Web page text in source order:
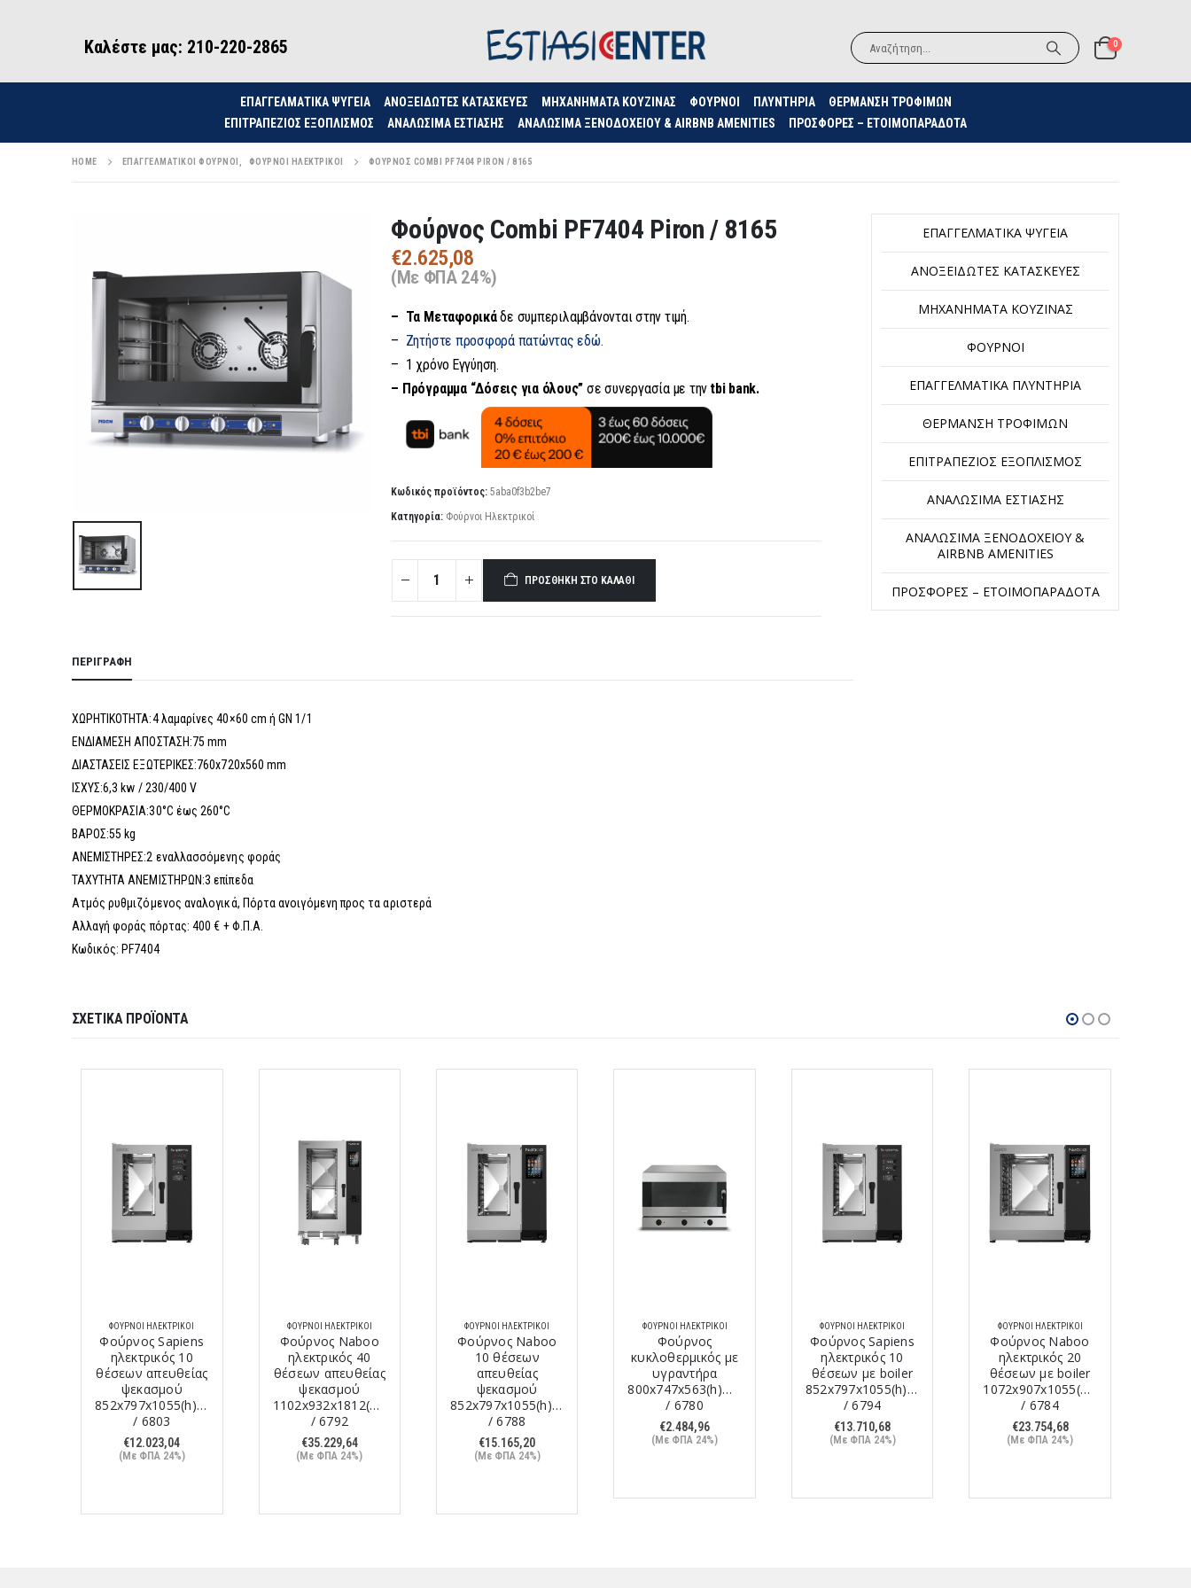
Καλέστε μας: 210-220-2865 0
ΕΠΑΓΓΕΛΜΑΤΙΚΑ ΨΥΓΕΙΑ ΑΝΟΞΕΊΔΩΤΕΣ ΚΑΤΑΣΚΕΥΈΣ ΜΗΧΑΝΉΜΑΤΑ ΚΟΥΖΊΝΑΣ ΦΟΥΡΝΟΙ ΠΛΥΝΤΗΡΙΑ
ΘΈΡΜΑΝΣΗ ΤΡΟΦΊΜΩΝ
ΕΠΙΤΡΑΠΈΖΙΟΣ ΕΞΟΠΛΙΣΜΌΣ
ΑΝΑΛΏΣΙΜΑ ΕΣΤΊΑΣΗΣ ΑΝΑΛΏΣΙΜΑ ΞΕΝΟΔΟΧΕΊΟΥ & AIRBNB AMENITIES ΠΡΟΣΦΟΡΈΣ – ΕΤΟΙΜΟΠΑΡΆΔΟΤΑ
HOME ΕΠΑΓΓΕΛΜΑΤΙΚΟΊ ΦΟΎΡΝΟΙ ΦΟΎΡΝΟΙ ΗΛΕΚΤΡΙΚΟΊ ΦΟΎΡΝΟΣ COMBI PF7404 PIRON / 8165
Φούρνος Combi PF7404 Piron / 8165
€2.625,08
(Με ΦΠΑ 24%)
– Τα Μεταφορικάδε συμπεριλαμβάνονται στην τιμή.
– Ζητήστε προσφορά πατώντας εδώ.
– 1 χρόνο Εγγύηση.
– Πρόγραμμα “Δόσεις για όλους” σε συνεργασία με την tbi bank.
Κωδικός προϊόντος:5aba0f3b2be7
Κατηγορία: Φούρνοι Ηλεκτρικοί
ΠΡΟΣΘΉΚΗ ΣΤΟ ΚΑΛΆΘΙ
ΠΕΡΙΓΡΑΦΉ
ΧΩΡΗΤΙΚΟΤΗΤΑ:4 λαμαρίνες 40×60 cm ή GN 1/1
ΕΝΔΙΑΜΕΣΗ ΑΠΟΣΤΑΣΗ:75 mm
ΔΙΑΣΤΑΣΕΙΣ ΕΞΩΤΕΡΙΚΕΣ:760x720x560 mm
ΙΣΧΥΣ:6,3 kw / 230/400 V
ΘΕΡΜΟΚΡΑΣΙΑ:30°C έως 260°C
ΒΑΡΟΣ:55 kg
ΑΝΕΜΙΣΤΗΡΕΣ:2 εναλλασσόμενης φοράς
ΤΑΧΥΤΗΤΑ ΑΝΕΜΙΣΤΗΡΩΝ:3 επίπεδα
Ατμός ρυθμιζόμενος αναλογικά, Πόρτα ανοιγόμενη προς τα αριστερά
Αλλαγή φοράς πόρτας: 400 € + Φ.Π.Α.
Κωδικός: PF7404
ΕΠΑΓΓΕΛΜΑΤΙΚΆ ΨΥΓΕΊΑ
ΑΝΟΞΕΊΔΩΤΕΣ ΚΑΤΑΣΚΕΥΈΣ
ΜΗΧΑΝΉΜΑΤΑ ΚΟΥΖΊΝΑΣ
ΦΟΎΡΝΟΙ
ΕΠΑΓΓΕΛΜΑΤΙΚΆ ΠΛΥΝΤΉΡΙΑ
ΘΈΡΜΑΝΣΗ ΤΡΟΦΊΜΩΝ
ΕΠΙΤΡΑΠΈΖΙΟΣ ΕΞΟΠΛΙΣΜΌΣ
ΑΝΑΛΏΣΙΜΑ ΕΣΤΊΑΣΗΣ
ΑΝΑΛΏΣΙΜΑ ΞΕΝΟΔΟΧΕΊΟΥ &
AIRBNB AMENITIES
ΠΡΟΣΦΟΡΈΣ – ΕΤΟΙΜΟΠΑΡΆΔΟΤΑ
ΣΧΕΤΙΚΆ ΠΡΟΪΌΝΤΑ
ΦΟΎΡΝΟΙ ΗΛΕΚΤΡΙΚΟΊ
Φούρνος Sapiens
ηλεκτρικός 10
θέσεων απευθείας
ψεκασμού
852x797x1055(h)mm
/ 6803
€12.023,04
(Με ΦΠΑ 24%)
ΦΟΎΡΝΟΙ ΗΛΕΚΤΡΙΚΟΊ
Φούρνος Naboo
ηλεκτρικός 40
θέσεων απευθείας
ψεκασμού
1102x932x1812(h)mm
/ 6792
€35.229,64
(Με ΦΠΑ 24%)
ΦΟΎΡΝΟΙ ΗΛΕΚΤΡΙΚΟΊ
Φούρνος Naboo
10 θέσεων
απευθείας
ψεκασμού
852x797x1055(h)mm
/ 6788
€15.165,20
(Με ΦΠΑ 24%)
ΦΟΎΡΝΟΙ ΗΛΕΚΤΡΙΚΟΊ
Φούρνος
κυκλοθερμικός με
υγραντήρα
800x747x563(h)mm
/ 6780
€2.484,96
(Με ΦΠΑ 24%)
ΦΟΎΡΝΟΙ ΗΛΕΚΤΡΙΚΟΊ
Φούρνος Sapiens
ηλεκτρικός 10
θέσεων με boiler
852x797x1055(h)mm
/ 6794
€13.710,68
(Με ΦΠΑ 24%)
ΦΟΎΡΝΟΙ ΗΛΕΚΤΡΙΚΟΊ
Φούρνος Naboo
ηλεκτρικός 20
θέσεων με boiler
1072x907x1055(h)mm
/ 6784
€23.754,68
(Με ΦΠΑ 24%)